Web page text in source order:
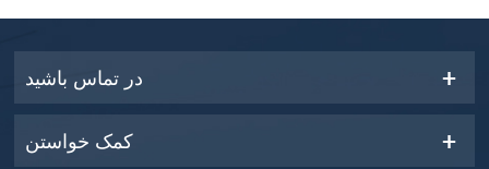
در تماس باشید
کمک خواستن